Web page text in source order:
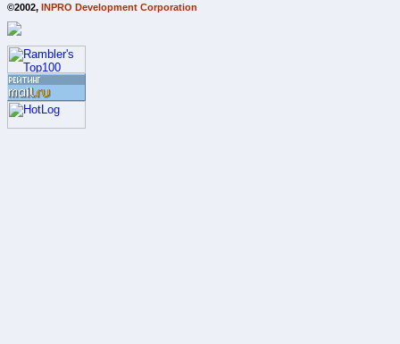
©2002, INPRO Development Corporation